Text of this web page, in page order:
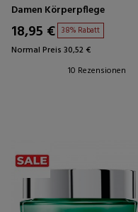
Damen Körperpflege
18,95 € 38% Rabatt
Normal Preis 30,52 €
10 Rezensionen